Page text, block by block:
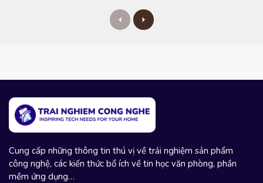
P
r
u
N
e
Cung cấp những thông tin thú vị về trải nghiệm sản phẩm
công nghệ, các kiến thức bổ ích về tin học văn phòng, phần
mềm ứng dụng…